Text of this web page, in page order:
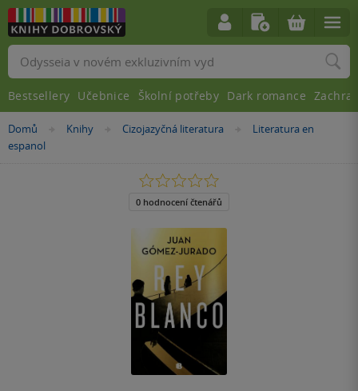
Nacházíte
se
Domů »
Knihy »
Cizojazyčná literatura »
Literatura en
espanol
0.0
z
5
0 hodnocení čtenářů
Vyhledávání
Bestsellery Učebnice Školní potřeby Dark romance